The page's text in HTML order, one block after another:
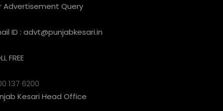
Advertisement Query
ID : advt@punjabkesari.in
FREE
137 6200
Kesari Head Office